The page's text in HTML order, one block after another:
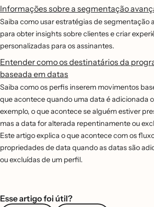
Informações sobre a segmentação
Saiba como usar estratégias de segmentação
para obter insights sobre clientes e criar
personalizadas para os assinantes.
Entender como os destinatários da
baseada em datas
Saiba como os perfis inserem movimentos
que acontece quando uma data é adicionada
exemplo, o que acontece se alguém estiver
mas a data for alterada repentinamente ou
Este artigo explica o que acontece com os
propriedades de data quando as datas são
ou excluídas de um perfil.
Esse artigo foi útil?